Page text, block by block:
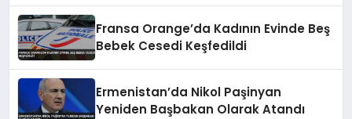
Fransa Orange’da Kadının Evinde Beş
Bebek Cesedi Keşfedildi
Ermenistan’da Nikol Paşinyan
Yeniden Başbakan Olarak Atandı